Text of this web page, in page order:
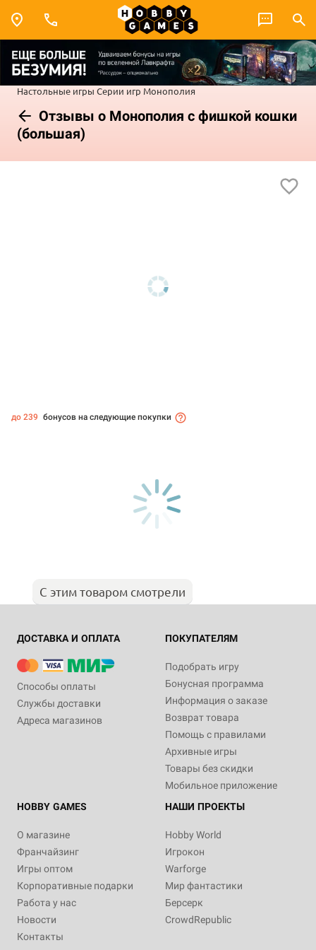
Настольные игры Серии игр Монополия
Отзывы о Монополия с фишкой кошки
(большая)
до 239 бонусов на следующие покупки
С этим товаром смотрели
ДОСТАВКА И ОПЛАТА
Способы оплаты
Службы доставки
Адреса магазинов
ПОКУПАТЕЛЯМ
Подобрать игру
Бонусная программа
Информация о заказе
Возврат товара
Помощь с правилами
Архивные игры
Товары без скидки
Мобильное приложение
HOBBY GAMES
О магазине
Франчайзинг
Игры оптом
Корпоративные подарки
Работа у нас
Новости
Контакты
НАШИ ПРОЕКТЫ
Hobby World
Игрокон
Warforge
Мир фантастики
Берсерк
CrowdRepublic